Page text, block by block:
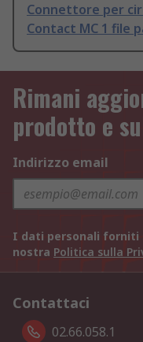
Connettore per
Contact MC 1 file
Rimani
prodotto e
Indirizzo email
I dati personali forniti
nostra Politica sulla
Contattaci
02.66.058.1